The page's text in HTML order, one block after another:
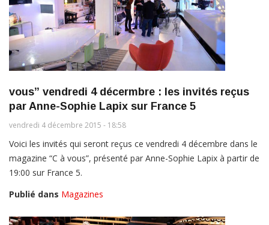
vous” vendredi 4 décermbre : les invités reçus
par Anne-Sophie Lapix sur France 5
vendredi 4 décembre 2015 - 18:58
Voici les invités qui seront reçus ce vendredi 4 décembre dans le
magazine “C à vous”, présenté par Anne-Sophie Lapix à partir de
19:00 sur France 5.
Publié dans Magazines